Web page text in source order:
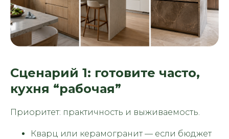
Сценарий 1: готовите часто,
кухня “рабочая”
Приоритет: практичность и выживаемость.
Кварц или керамогранит — если бюджет